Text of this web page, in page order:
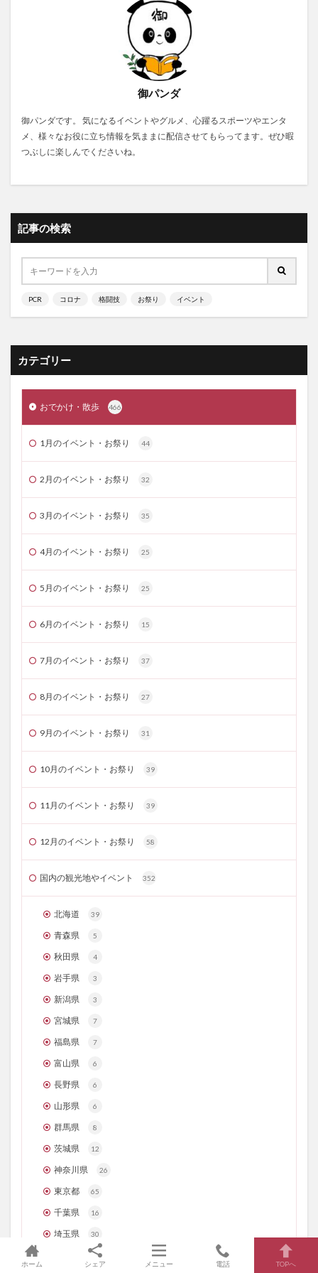
御パンダ
御パンダです。 気になるイベントやグルメ、心躍るスポーツやエンタ
メ、様々なお役に立ち情報を気ままに配信させてもらってます。ぜひ暇
つぶしに楽しんでくださいね。
記事の検索
PCR コロナ 格闘技 お祭り イベント
カテゴリー
おでかけ・散歩 466
1月のイベント・お祭り 44
2月のイベント・お祭り 32
3月のイベント・お祭り 35
4月のイベント・お祭り 25
5月のイベント・お祭り 25
6月のイベント・お祭り 15
7月のイベント・お祭り 37
8月のイベント・お祭り 27
9月のイベント・お祭り 31
10月のイベント・お祭り 39
11月のイベント・お祭り 39
12月のイベント・お祭り 58
国内の観光地やイベント 352
北海道 39
青森県 5
秋田県 4
岩手県 3
新潟県 3
宮城県 7
福島県 7
富山県 6
長野県 6
山形県 6
群馬県 8
茨城県 12
神奈川県 26
東京都 65
千葉県 16
埼玉県 30
9
ホーム シェア メニュー 電話 TOPへ